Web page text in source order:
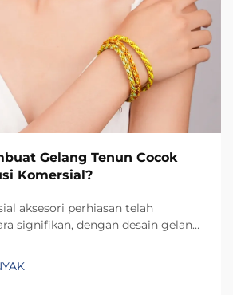
Gelang Tenun Cocok
Komersial?
aksesori perhiasan telah
signifikan, dengan desain gelang
Memahami faktor-faktor